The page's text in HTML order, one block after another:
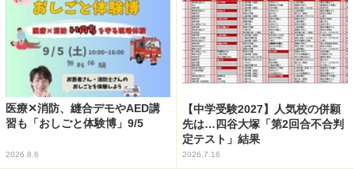
医療✕消防、縫合デモやAED講
習も「おしごと体験博」9/5
2026.8.6
【中学受験2027】人気校の併願
先は…四谷大塚「第2回合不合判
定テスト」結果
2026.7.16